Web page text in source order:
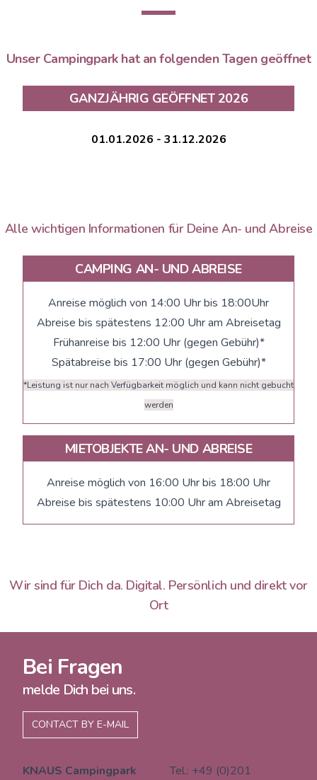
Unser Campingpark hat an folgenden Tagen geöffnet
GANZJÄHRIG GEÖFFNET 2026
01.01.2026 - 31.12.2026
Alle wichtigen Informationen für Deine An- und Abreise
CAMPING AN- UND ABREISE
Anreise möglich von 14:00 Uhr bis 18:00Uhr
Abreise bis spätestens 12:00 Uhr am Abreisetag
Frühanreise bis 12:00 Uhr (gegen Gebühr)*
Spätabreise bis 17:00 Uhr (gegen Gebühr)*
*Leistung ist nur nach Verfügbarkeit möglich und kann nicht gebucht
werden
MIETOBJEKTE AN- UND ABREISE
Anreise möglich von 16:00 Uhr bis 18:00 Uhr
Abreise bis spätestens 10:00 Uhr am Abreisetag
Wir sind für Dich da. Digital. Persönlich und direkt vor
Ort
Bei Fragen
melde Dich bei uns.
CONTACT BY E-MAIL
KNAUS Campingpark
Tel.: +49 (0)201